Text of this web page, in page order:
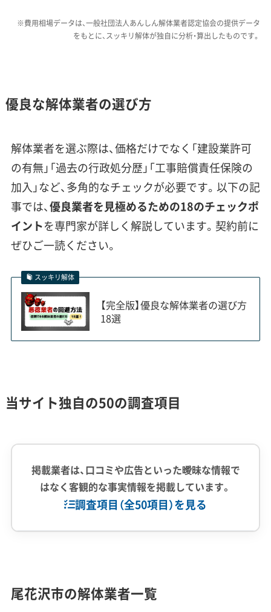
常期に比べて費用が2〜3割ほど高くなります。
運営者 稲垣
の解体は、特別なノウハウが求めら
い業者が工事を進め、行政指導が入
るケースです。このエリアでは必
ず、条例に基づいた施工実績が豊富
な業者を選ぶようにしてください。
銀山温泉の歴史的景観を守る、特別な解
体ルール
事には行政との事前協議や特殊な工法が必須
尾花沢市の解体工事で最も特徴的なのが、銀山温泉
地区における独自の規制です。このエリアは「尾花
沢市銀山温泉家並保存条例」によって、大正ロマン
の風情を維持するための厳格なルールが定められ
具体的には、建物の外観を変える工事は、屋根の形
※費用相場データは、一般社団法人あんしん解体業者認定協会の提供データ
をもとに、スッキリ解体が独自に分析・算出したものです。
優良な解体業者の選び方
解体業者を選ぶ際は、価格だけでなく「建設業許可
の有無」「過去の行政処分歴」「工事賠償責任保険の
加入」など、多角的なチェックが必要です。以下の記
事では、優良業者を見極めるための18のチェックポ
イントを専門家が詳しく解説しています。契約前に
ぜひご一読ください。
スッキリ解体
【完全版】優良な解体業者の選び方
18選
当サイト独自の50の調査項目
掲載業者は、口コミや広告といった曖昧な情報で
はなく客観的な事実情報を掲載しています。
調査項目（全50項目）を見る
従業員30人以上
中間処理場保有
公共工事の経験
尾花沢市の解体業者一覧